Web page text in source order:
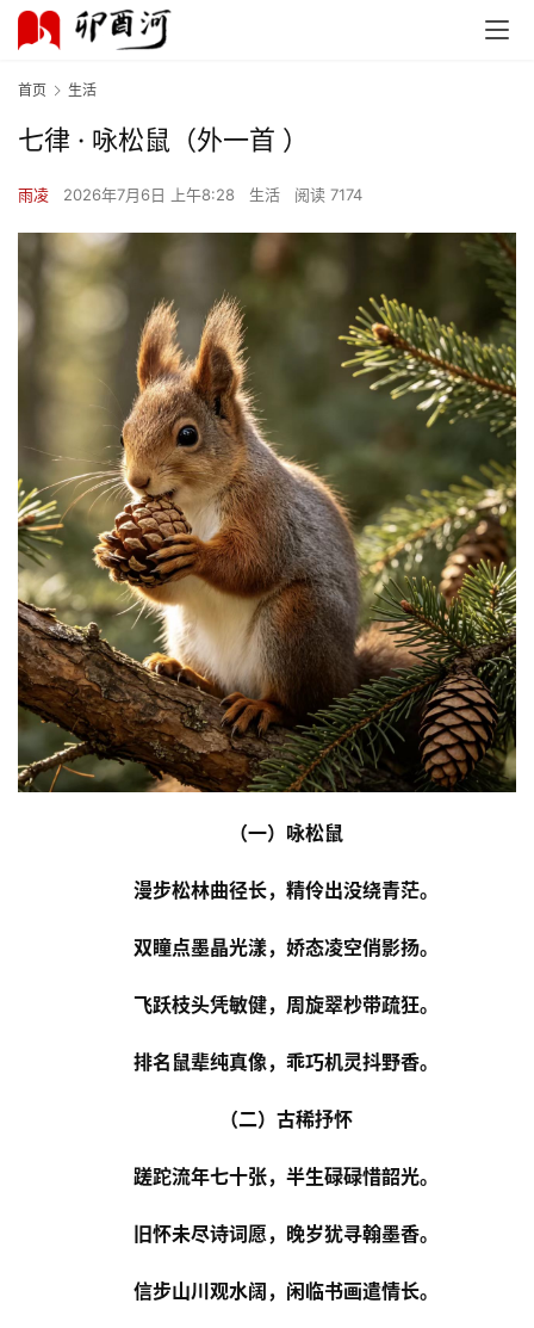
首页 生活
七律 · 咏松鼠（外一首 ）
雨凌 2026年7月6日 上午8:28 生活 阅读 7174
（一）咏松鼠
漫步松林曲径长，精伶出没绕青茫。
双瞳点墨晶光漾，娇态凌空俏影扬。
飞跃枝头凭敏健，周旋翠杪带疏狂。
排名鼠辈纯真像，乖巧机灵抖野香。
（二）古稀抒怀
蹉跎流年七十张，半生碌碌惜韶光。
旧怀未尽诗词愿，晚岁犹寻翰墨香。
信步山川观水阔，闲临书画遣情长。